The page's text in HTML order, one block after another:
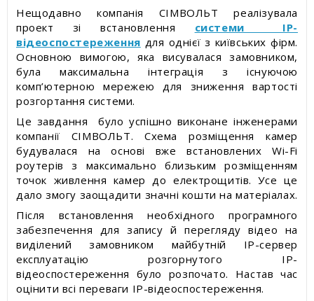
Нещодавно компанія СІМВОЛЬТ реалізувала
проект зі встановлення системи IP-
відеоспостереження для однієї з київських фірм.
Основною вимогою, яка висувалася замовником,
була максимальна інтеграція з існуючою
комп’ютерною мережею для зниження вартості
розгортання системи.
Це завдання було успішно виконане інженерами
компанії СІМВОЛЬТ. Схема розміщення камер
будувалася на основі вже встановлених Wi-Fi
роутерів з максимально близьким розміщенням
точок живлення камер до електрощитів. Усе це
дало змогу заощадити значні кошти на матеріалах.
Після встановлення необхідного програмного
забезпечення для запису й перегляду відео на
виділений замовником майбутній IP-сервер
експлуатацію розгорнутого IP-
відеоспостереження було розпочато. Настав час
оцінити всі переваги IP-відеоспостереження.